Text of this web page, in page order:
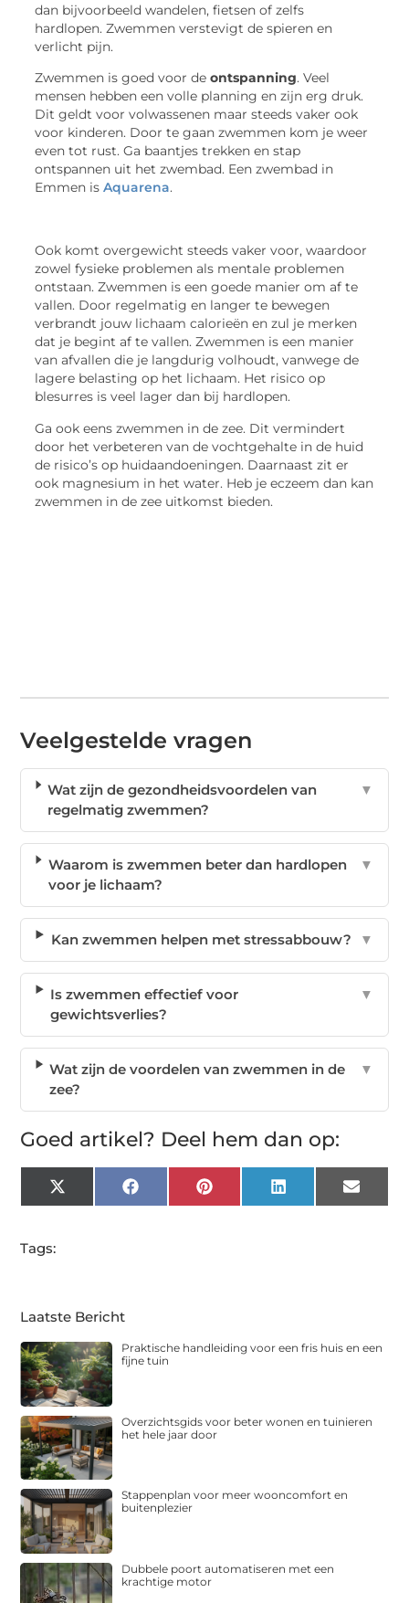
dan bijvoorbeeld wandelen, fietsen of zelfs
hardlopen. Zwemmen verstevigt de spieren en
verlicht pijn.
Zwemmen is goed voor deontspanning. Veel
mensen hebben een volle planning en zijn erg druk.
Dit geldt voor volwassenen maar steeds vaker ook
voor kinderen. Door te gaan zwemmen kom je weer
even tot rust. Ga baantjes trekken en stap
ontspannen uit het zwembad. Een zwembad in
Emmen isAquarena.
Ook komt overgewicht steeds vaker voor, waardoor
zowel fysieke problemen als mentale problemen
ontstaan. Zwemmen is een goede manier om af te
vallen. Door regelmatig en langer te bewegen
verbrandt jouw lichaam calorieën en zul je merken
dat je begint af te vallen. Zwemmen is een manier
van afvallen die je langdurig volhoudt, vanwege de
lagere belasting op het lichaam. Het risico op
blesurres is veel lager dan bij hardlopen.
Ga ook eens zwemmen in de zee. Dit vermindert
door het verbeteren van de vochtgehalte in de huid
de risico’s op huidaandoeningen. Daarnaast zit er
ook magnesium in het water. Heb je eczeem dan kan
zwemmen in de zee uitkomst bieden.
Veelgestelde vragen
Wat zijn de gezondheidsvoordelen van
regelmatig zwemmen?
▼
Waarom is zwemmen beter dan hardlopen
voor je lichaam?
▼
Kan zwemmen helpen met stressabbouw? ▼
Is zwemmen effectief voor
gewichtsverlies?
▼
Wat zijn de voordelen van zwemmen in de
zee?
▼
Goed artikel? Deel hem dan op:
X
(Twitter)
FacebookPinterest LinkedIn Email
Tags:
Laatste Bericht
Praktische handleiding voor een fris huis en een
fijne tuin
Overzichtsgids voor beter wonen en tuinieren
het hele jaar door
Stappenplan voor meer wooncomfort en
buitenplezier
Dubbele poort automatiseren met een
krachtige motor